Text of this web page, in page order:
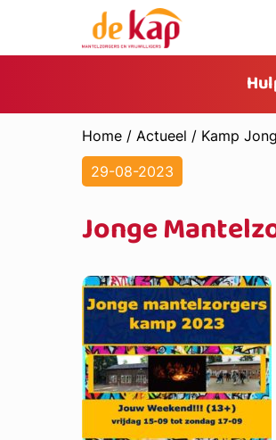
Home / Actueel / Kamp
29-08-2023
Jonge